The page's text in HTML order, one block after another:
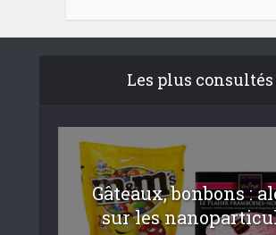
Les plus consultés
Gâteaux, bonbons :
sur les